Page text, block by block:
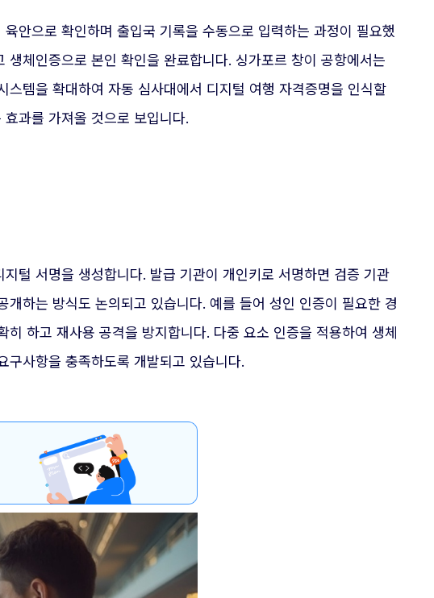
안으로 확인하며 출입국 기록을 수동으로 입력하는 과정이 필요했
체인증으로 본인 확인을 완료합니다. 싱가포르 창이 공항에서는
템을 확대하여 자동 심사대에서 디지털 여행 자격증명을 인식할
과를 가져올 것으로 보입니다.
털 서명을 생성합니다. 발급 기관이 개인키로 서명하면 검증 기관
하는 방식도 논의되고 있습니다. 예를 들어 성인 인증이 필요한 경
하고 재사용 공격을 방지합니다. 다중 요소 인증을 적용하여 생체
사항을 충족하도록 개발되고 있습니다.